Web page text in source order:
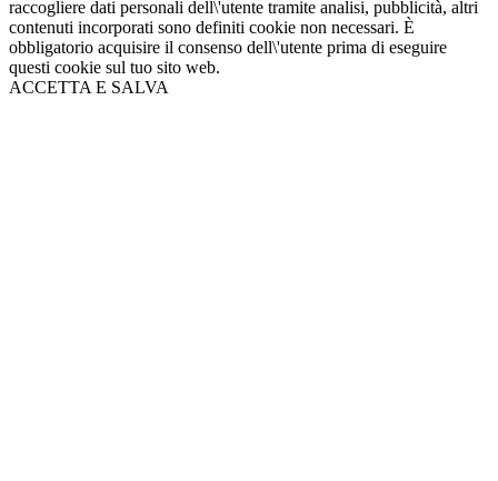
raccogliere dati personali dell\'utente tramite analisi, pubblicità, altri
contenuti incorporati sono definiti cookie non necessari. È
obbligatorio acquisire il consenso dell\'utente prima di eseguire
questi cookie sul tuo sito web.
ACCETTA E SALVA